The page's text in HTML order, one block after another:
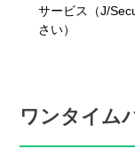
サービス（J/
さい）
ワンタイム